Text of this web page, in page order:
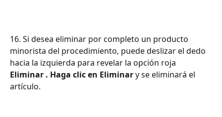
16. Si desea eliminar por completo un producto
minorista del procedimiento, puede deslizar el dedo
hacia la izquierda para revelar la opción roja
Eliminar . Haga clic en Eliminar y se eliminará el
artículo.